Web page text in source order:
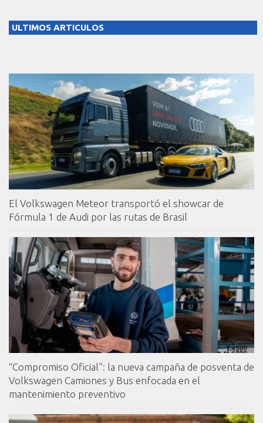
ULTIMOS ARTICULOS
El Volkswagen Meteor transportó el showcar de
Fórmula 1 de Audi por las rutas de Brasil
“Compromiso Oficial”: la nueva campaña de posventa de
Volkswagen Camiones y Bus enfocada en el
mantenimiento preventivo